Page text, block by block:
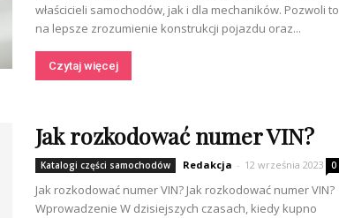
właścicieli samochodów, jak i dla mechaników. Pozwoli to
na lepsze zrozumienie konstrukcji pojazdu oraz...
Czytaj więcej
Jak rozkodować numer VIN?
Katalogi części samochodów Redakcja - 12 września 2023 0
Jak rozkodować numer VIN? Jak rozkodować numer VIN?
Wprowadzenie W dzisiejszych czasach, kiedy kupno